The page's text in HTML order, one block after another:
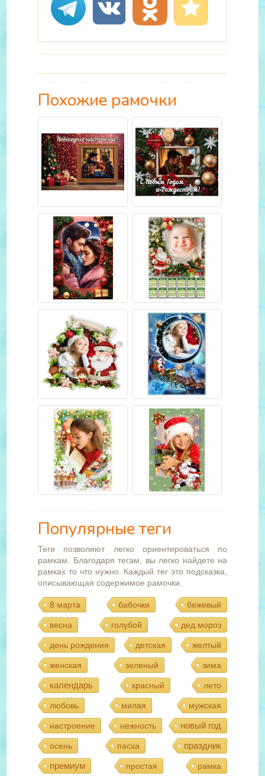
Похожие рамочки
Популярные теги
Теги позволяют легко ориентироваться по
рамкам. Благодаря тегам, вы легко найдете на
рамках то что нужно. Каждый тег это подсказка,
описывающая содержимое рамочки.
8 марта бабочки бежевый
весна голубой дед мороз
день рождения детская желтый
женская зеленый зима
календарь красный лето
любовь милая мужская
настроение нежность новый год
осень пасха
праздник
премиум
простая рамка